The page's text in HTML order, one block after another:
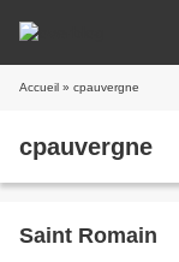
Accueil » cpauvergne
cpauvergne
Saint Romain